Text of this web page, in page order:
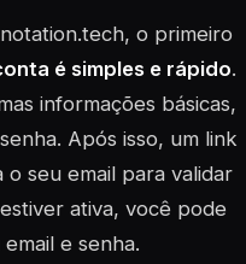
o primeiro
é simples e rápido.
informações básicas,
Após isso, um link
seu email para validar
ativa, você pode
e senha.